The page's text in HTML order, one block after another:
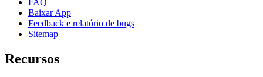
FAQ
Baixar App
Feedback e relatório de bugs
Sitemap
Recursos